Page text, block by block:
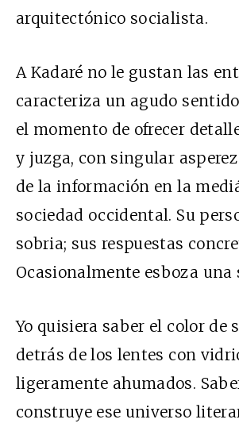
arquitectónico socialista.
A Kadaré no le gustan las
caracteriza un agudo
el momento de ofrecer
y juzga, con singular
de la información en la
sociedad occidental. Su
sobria; sus respuestas
Ocasionalmente esboza una
Yo quisiera saber el color de
detrás de los lentes con
ligeramente ahumados.
construye ese universo